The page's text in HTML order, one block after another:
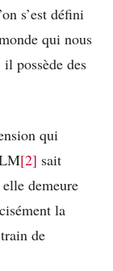
s’est défini
qui nous
possède des
qui
[2] sait
demeure
la
de